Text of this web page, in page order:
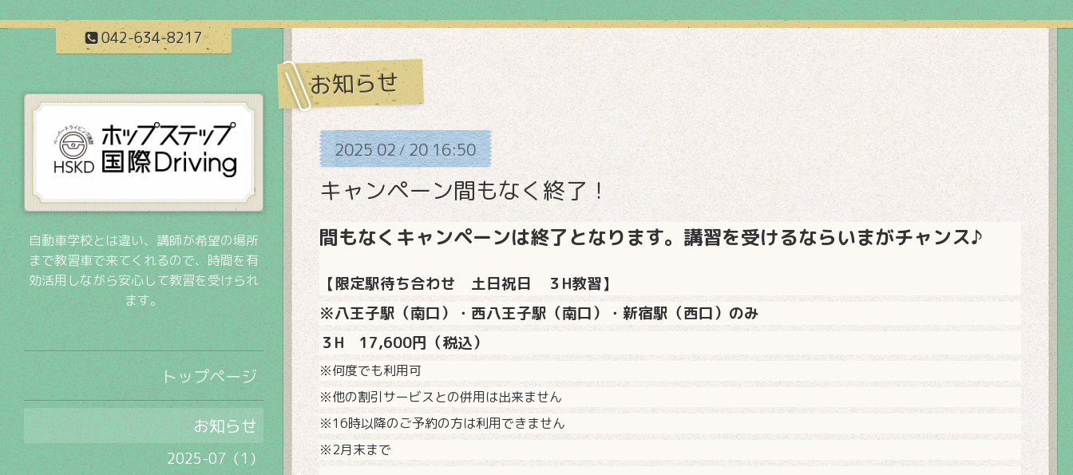
042-634-8217
お知らせ
202502/2016:50
キャンペーン間もなく終了！
間もなくキャンペーンは終了となります。 講習を受けるならいまがチャンス♪
【限定駅待ち合わせ 土日祝日 ３H教習】
※八王子駅（南口）・西八王子駅（南口）・新宿駅（西口）のみ
３H 17,600円（税込）
※何度でも利用可
※他の割引サービスとの併用は出来ません
※16時以降のご予約の方は利用できません
※2月末まで
自動車学校とは違い、講師が希望の場所
まで教習車で来てくれるので、時間を有
効活用しながら安心して教習を受けられ
ます。
トップページ
お知らせ
2025-07（1）